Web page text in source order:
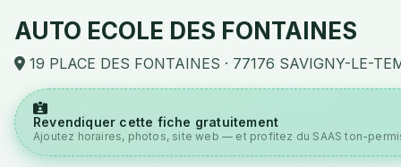
AUTO ECOLE DES FONTAINES
19 PLACE DES FONTAINES · 77176 SAVIGNY-LE-
Revendiquer cette fiche gratuitement
Ajoutez horaires, photos, site web — et profitez du SAAS ton-